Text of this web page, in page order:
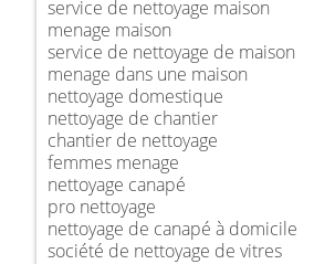
service de nettoyage maison
menage maison
service de nettoyage de maison
menage dans une maison
nettoyage domestique
nettoyage de chantier
chantier de nettoyage
femmes menage
nettoyage canapé
pro nettoyage
nettoyage de canapé à domicile
société de nettoyage de vitres